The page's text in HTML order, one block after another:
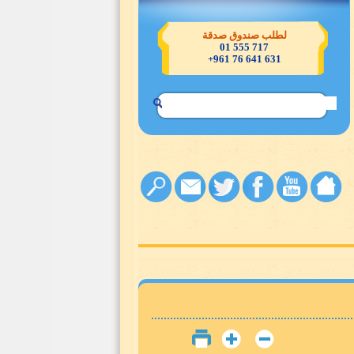
لطلب صندوق صدقة
717 555 01
631 641 76 961+